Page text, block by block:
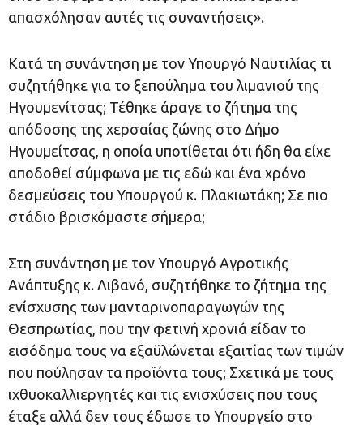
απασχόλησαν αυτές τις συναντήσεις».
Κατά τη συνάντηση με τον Υπουργό Ναυτιλίας τι
συζητήθηκε για το ξεπούλημα του λιμανιού της
Ηγουμενίτσας; Τέθηκε άραγε το ζήτημα της
απόδοσης της χερσαίας ζώνης στο Δήμο
Ηγουμείτσας, η οποία υποτίθεται ότι ήδη θα είχε
αποδοθεί σύμφωνα με τις εδώ και ένα χρόνο
δεσμεύσεις του Υπουργού κ. Πλακιωτάκη; Σε πιο
στάδιο βρισκόμαστε σήμερα;
Στη συνάντηση με τον Υπουργό Αγροτικής
Ανάπτυξης κ. Λιβανό, συζητήθηκε το ζήτημα της
ενίσχυσης των μανταρινοπαραγωγών της
Θεσπρωτίας, που την φετινή χρονιά είδαν το
εισόδημα τους να εξαϋλώνεται εξαιτίας των τιμών
που πούλησαν τα προϊόντα τους; Σχετικά με τους
ιχθυοκαλλιεργητές και τις ενισχύσεις που τους
έταξε αλλά δεν τους έδωσε το Υπουργείο στο